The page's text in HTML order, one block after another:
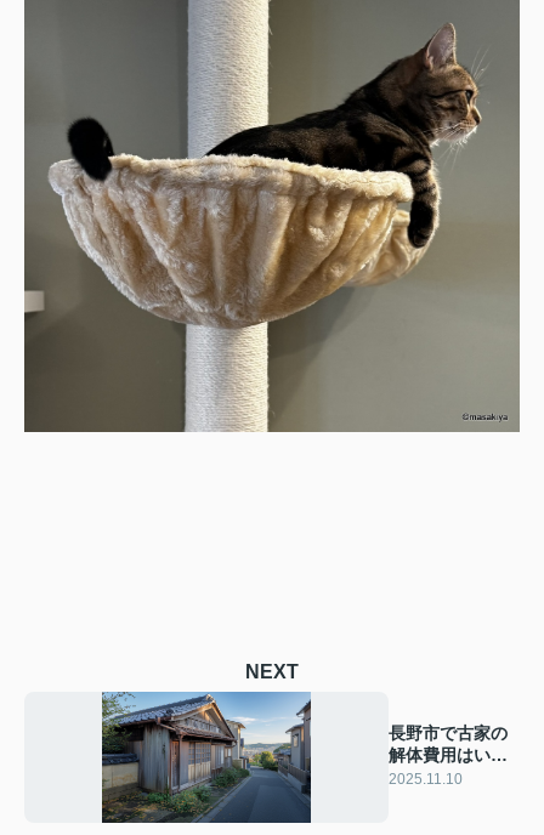
NEXT
長野市で古家の
解体費用はいく
ら？費用相場や
2025.11.10